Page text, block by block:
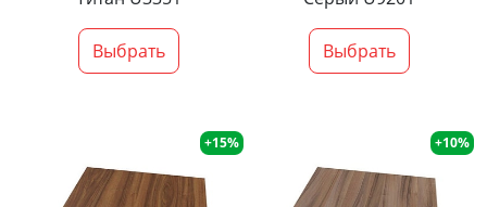
Выбрать Выбрать
+15% +10%